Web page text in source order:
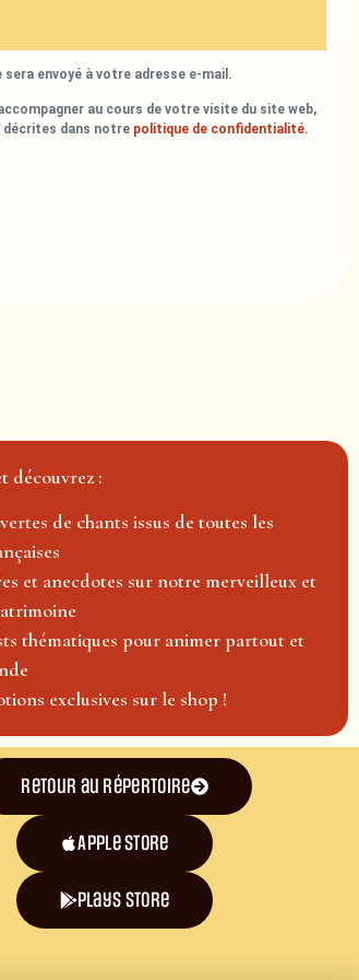
envoyé à votre adresse e-mail.
au cours de votre visite du site web,
décrites dans notre politique de confidentialité.
découvrez :
de chants issus de toutes les
et anecdotes sur notre merveilleux et
thématiques pour animer partout et
exclusives sur le shop !
Retour au répertoire
Apple Store
plays store